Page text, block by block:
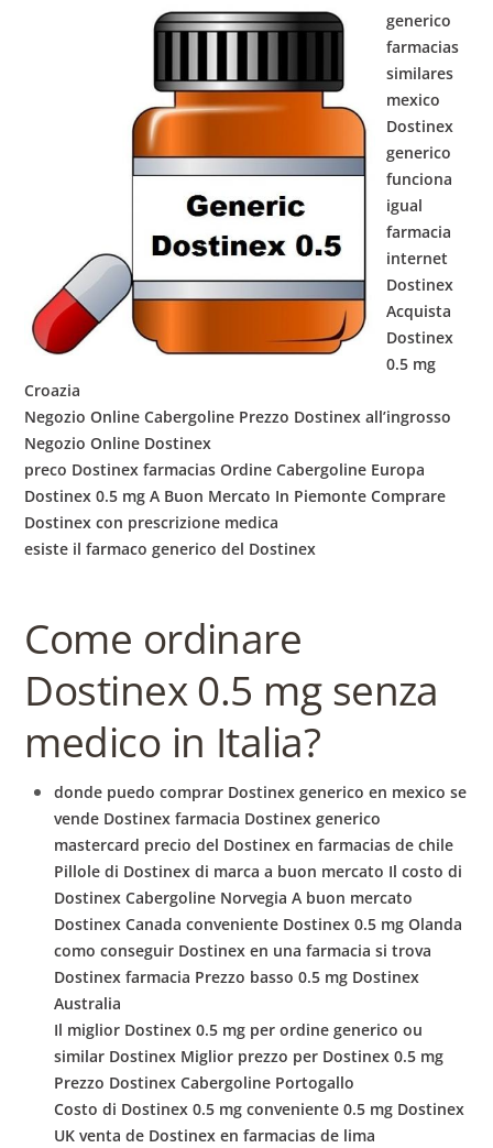
generico
farmacias
similares
mexico
Dostinex
generico
funciona
igual
farmacia
internet
Dostinex
Acquista
Dostinex
0.5 mg
Croazia
Negozio Online Cabergoline Prezzo Dostinex all’ingrosso
Negozio Online Dostinex
preco Dostinex farmacias Ordine Cabergoline Europa
Dostinex 0.5 mg A Buon Mercato In Piemonte Comprare
Dostinex con prescrizione medica
esiste il farmaco generico del Dostinex
Come ordinare
Dostinex 0.5 mg senza
medico in Italia?
donde puedo comprar Dostinex generico en mexico se
vende Dostinex farmacia Dostinex generico
mastercard precio del Dostinex en farmacias de chile
Pillole di Dostinex di marca a buon mercato Il costo di
Dostinex Cabergoline Norvegia A buon mercato
Dostinex Canada conveniente Dostinex 0.5 mg Olanda
como conseguir Dostinex en una farmacia si trova
Dostinex farmacia Prezzo basso 0.5 mg Dostinex
Australia
Il miglior Dostinex 0.5 mg per ordine generico ou
similar Dostinex Miglior prezzo per Dostinex 0.5 mg
Prezzo Dostinex Cabergoline Portogallo
Costo di Dostinex 0.5 mg conveniente 0.5 mg Dostinex
UK venta de Dostinex en farmacias de lima